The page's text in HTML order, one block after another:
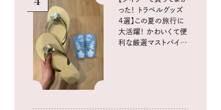
った！ トラベルグッズ
4選】この夏の旅行に
大活躍！ かわいくて便
利な厳選マストバイア